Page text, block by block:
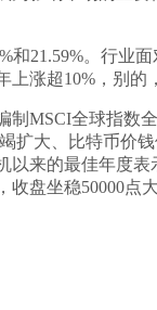
21.59%。行业面
上涨超10%，别
MSCI全球指数全
大、比特币价钱
以来的最佳年度
盘坐稳50000点